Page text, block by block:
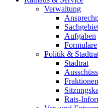
Verwaltung
Aufgaben
Formulare
Politik &
Stadtrat
Fraktionen
Rats-